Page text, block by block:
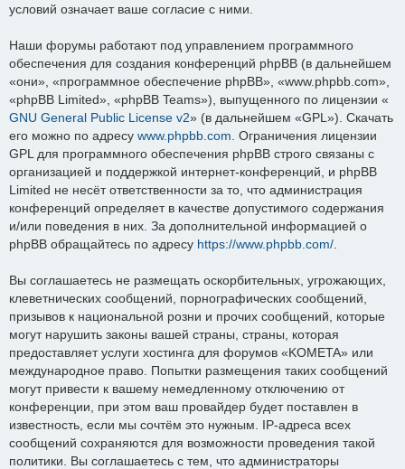
условий означает ваше согласие с ними.
Наши форумы работают под управлением программного
обеспечения для создания конференций phpBB (в дальнейшем
«они», «программное обеспечение phpBB», «www.phpbb.com»,
«phpBB Limited», «phpBB Teams»), выпущенного по лицензии «
GNU General Public License v2» (в дальнейшем «GPL»). Скачать
его можно по адресу www.phpbb.com . Ограничения лицензии
GPL для программного обеспечения phpBB строго связаны с
организацией и поддержкой интернет-конференций, и phpBB
Limited не несёт ответственности за то, что администрация
конференций определяет в качестве допустимого содержания
и/или поведения в них. За дополнительной информацией о
phpBB обращайтесь по адресу https://www.phpbb.com/
Вы соглашаетесь не размещать оскорбительных, угрожающих,
клеветнических сообщений, порнографических сообщений,
призывов к национальной розни и прочих сообщений, которые
могут нарушить законы вашей страны, страны, которая
предоставляет услуги хостинга для форумов «KOMETA» или
международное право. Попытки размещения таких сообщений
могут привести к вашему немедленному отключению от
конференции, при этом ваш провайдер будет поставлен в
известность, если мы сочтём это нужным. IP-адреса всех
сообщений сохраняются для возможности проведения такой
политики. Вы соглашаетесь с тем, что администраторы